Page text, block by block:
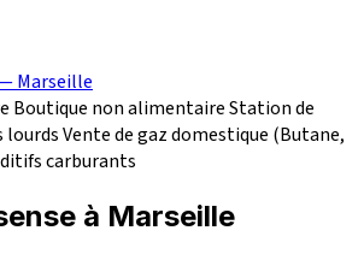
Marseille
Boutique non alimentaireStation de
lourdsVente de gaz domestique (Butane,
carburants
à Marseille